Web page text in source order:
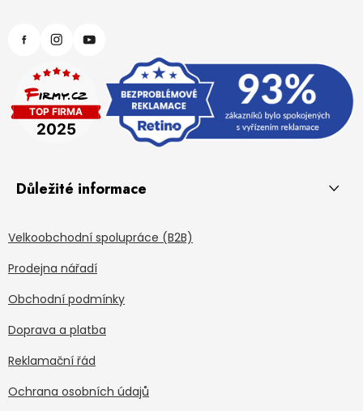
Důležité informace
Velkoobchodní spolupráce (B2B)
Prodejna nářadí
Obchodní podmínky
Doprava a platba
Reklamační řád
Ochrana osobních údajů